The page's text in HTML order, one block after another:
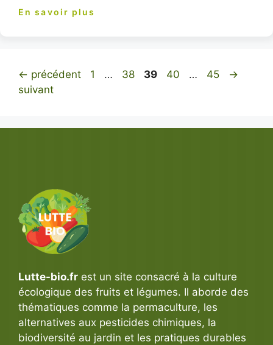
En savoir plus
← précédent Page
1 … Page
38 Page
39 Page
40 … Page
45
→
suivant
Lutte-bio.fr est un site consacré à la culture
écologique des fruits et légumes. Il aborde des
thématiques comme la permaculture, les
alternatives aux pesticides chimiques, la
biodiversité au jardin et les pratiques durables